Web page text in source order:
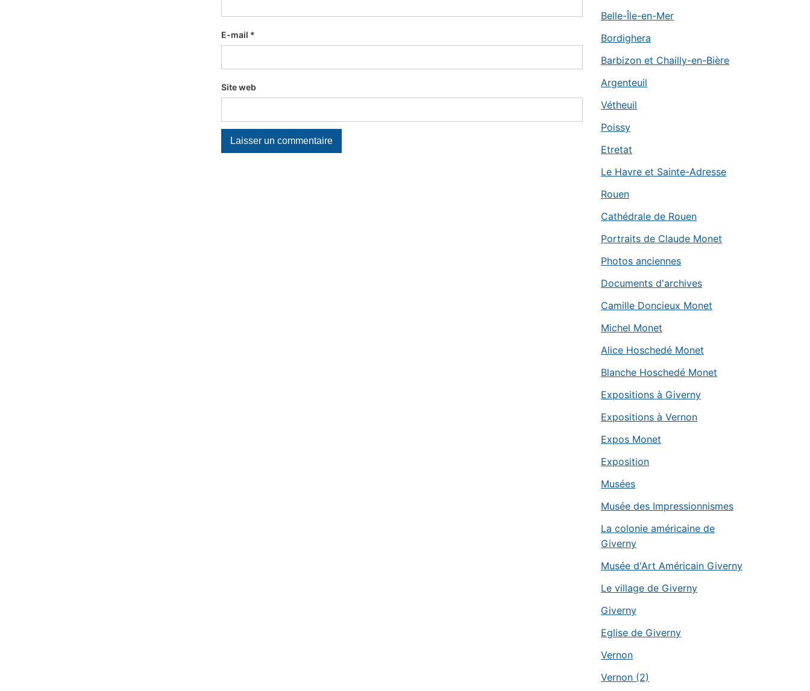
E-mail *
Site web
Belle-Île-en-Mer
Bordighera
Barbizon et Chailly-en-Bière
Argenteuil
Vétheuil
Poissy
Etretat
Le Havre et Sainte-Adresse
Rouen
Cathédrale de Rouen
Portraits de Claude Monet
Photos anciennes
Documents d'archives
Camille Doncieux Monet
Michel Monet
Alice Hoschedé Monet
Blanche Hoschedé Monet
Expositions à Giverny
Expositions à Vernon
Expos Monet
Exposition
Musées
Musée des Impressionnismes
La colonie américaine de
Giverny
Musée d'Art Américain Giverny
Le village de Giverny
Giverny
Eglise de Giverny
Vernon
Vernon (2)